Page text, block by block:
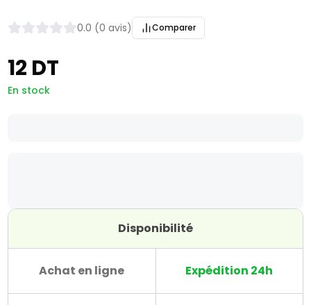
0.0 (0 avis) Comparer
12 DT
En stock
Disponibilité
Achat en ligne Expédition 24h